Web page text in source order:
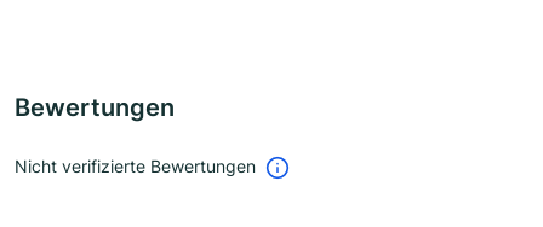
Bewertungen
Nicht verifizierte Bewertungen